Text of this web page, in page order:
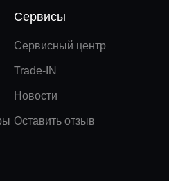
Сервисы
Сервисный центр
Trade-IN
Новости
Оставить отзыв